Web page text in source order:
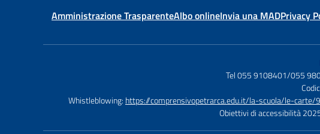
Amministrazione TrasparenteAlbo onlineInvia una MADPrivacy
Tel 055 9108401/055
Whistleblowing: https://comprensivopetrarca.edu.it/la-scuola/le-
Obiettivi di accessibilità